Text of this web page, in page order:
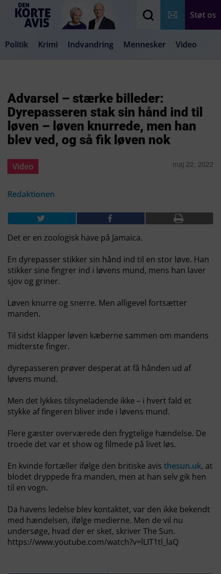
Støt os
Politik Krimi Indvandring Mennesker Video
Advarsel – stærke billeder:
Dyrepasseren stak sin hånd ind til
løven – løven knurrede, men han
blev ved, og så fik løven nok
Video maj 22, 2022
Redaktionen
Det er en zoologisk have på Jamaica.
En dyrepasser stikker sin hånd ind til en stor løve. Han
stikker sine fingrer ind i løvens mund, mens han laver
sjov og griner.
Løven knurre og snerre. Men alligevel fortsætter
manden.
Til sidst klapper løven kæberne sammen om mandens
midterste finger.
dyrepasseren prøver desperat at få hånden ud af
løvens mund.
Men det lykkes tilsyneladende ikke – i hvert fald et
stykke af fingeren bliver inde i løvens mund.
Flere gæster overværede den frygtelige hændelse. De
troede det var et show og filmede på livet løs.
En kvinde fortæller ifølge den britiske avis thesun.uk, at
blodet dryppede fra manden, men at han selv gik hen
til en vogn.
Da havens ledelse blev kontaktet, var den ikke bekendt
med hændelsen, ifølge medierne. Men de vil nu
undersøge, hvad der er sket, skriver The Sun.
https://www.youtube.com/watch?v=lLIT1tl_laQ